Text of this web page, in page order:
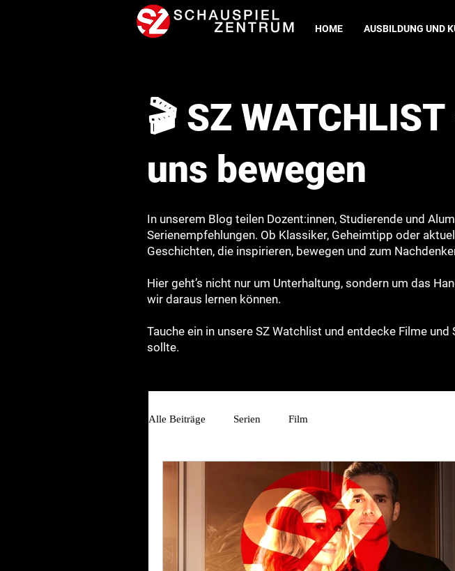
HOME AUSBILDUNG UND
🎬 SZ
uns bewegen
In unserem Blog teilen Dozent:innen, Studierende und
Serienempfehlungen. Ob Klassiker, Geheimtipp oder
Geschichten, die inspirieren, bewegen und zum
Hier geht’s nicht nur um Unterhaltung, sondern um das
wir daraus lernen können.
Tauche ein in unsere SZ Watchlist und entdecke Filme
sollte.
Alle Beiträge Serien Film